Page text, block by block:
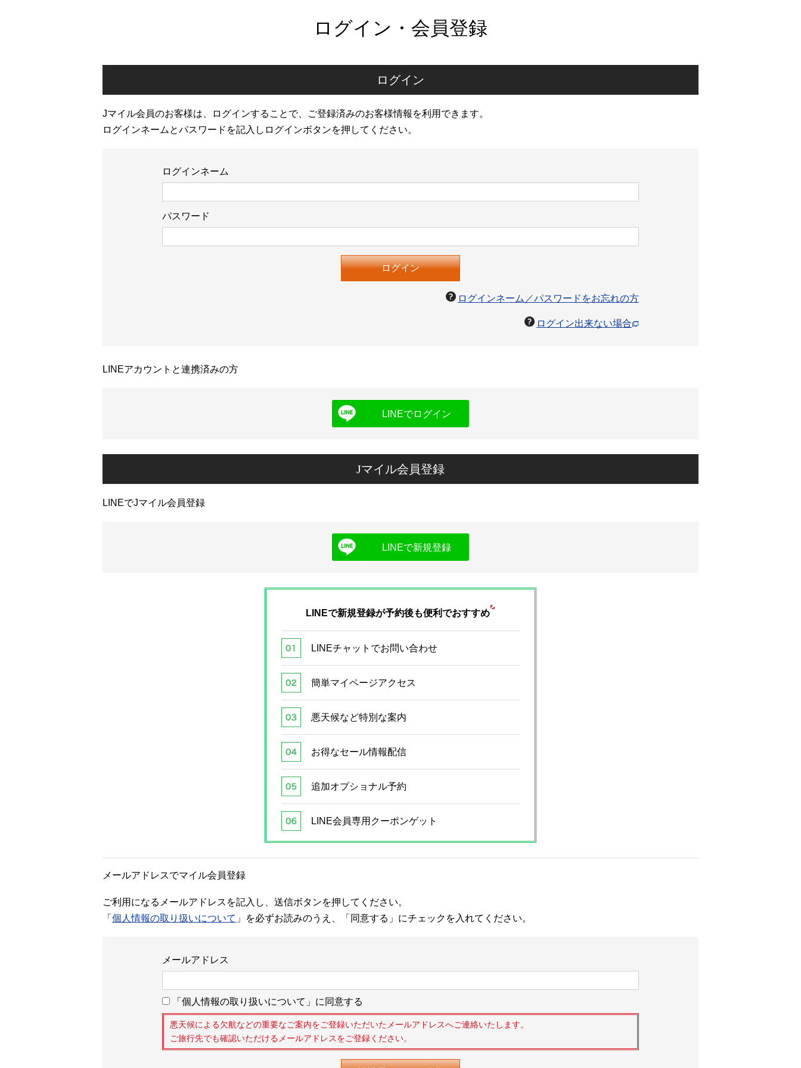
ログイン・会員登録
ログイン
Jマイル会員のお客様は、ログインすることで、ご登録済みのお客様情報を利用できます。
ログインネームとパスワードを記入しログインボタンを押してください。
ログインネーム
パスワード
ログインネーム／パスワードをお忘れの方
ログイン出来ない場合
LINEアカウントと連携済みの方
LINEでログイン
Jマイル会員登録
LINEでJマイル会員登録
LINEで新規登録
LINEで新規登録が予約後も便利でおすすめ
LINEチャットでお問い合わせ
簡単マイページアクセス
悪天候など特別な案内
お得なセール情報配信
追加オプショナル予約
LINE会員専用クーポンゲット
メールアドレスでマイル会員登録
ご利用になるメールアドレスを記入し、送信ボタンを押してください。
「 個人情報の取り扱いについて 」を必ずお読みのうえ、「同意する」にチェックを入れてください。
メールアドレス
「個人情報の取り扱いについて」に同意する
悪天候による欠航などの重要なご案内をご登録いただいたメールアドレスへご連絡いたします。
ご旅行先でも確認いただけるメールアドレスをご登録ください。